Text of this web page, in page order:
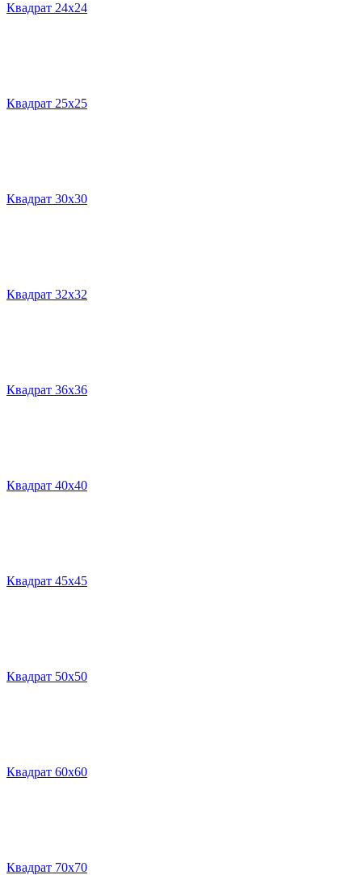
Квадрат 24х24
Квадрат 25х25
Квадрат 30х30
Квадрат 32х32
Квадрат 36х36
Квадрат 40х40
Квадрат 45х45
Квадрат 50х50
Квадрат 60х60
Квадрат 70х70